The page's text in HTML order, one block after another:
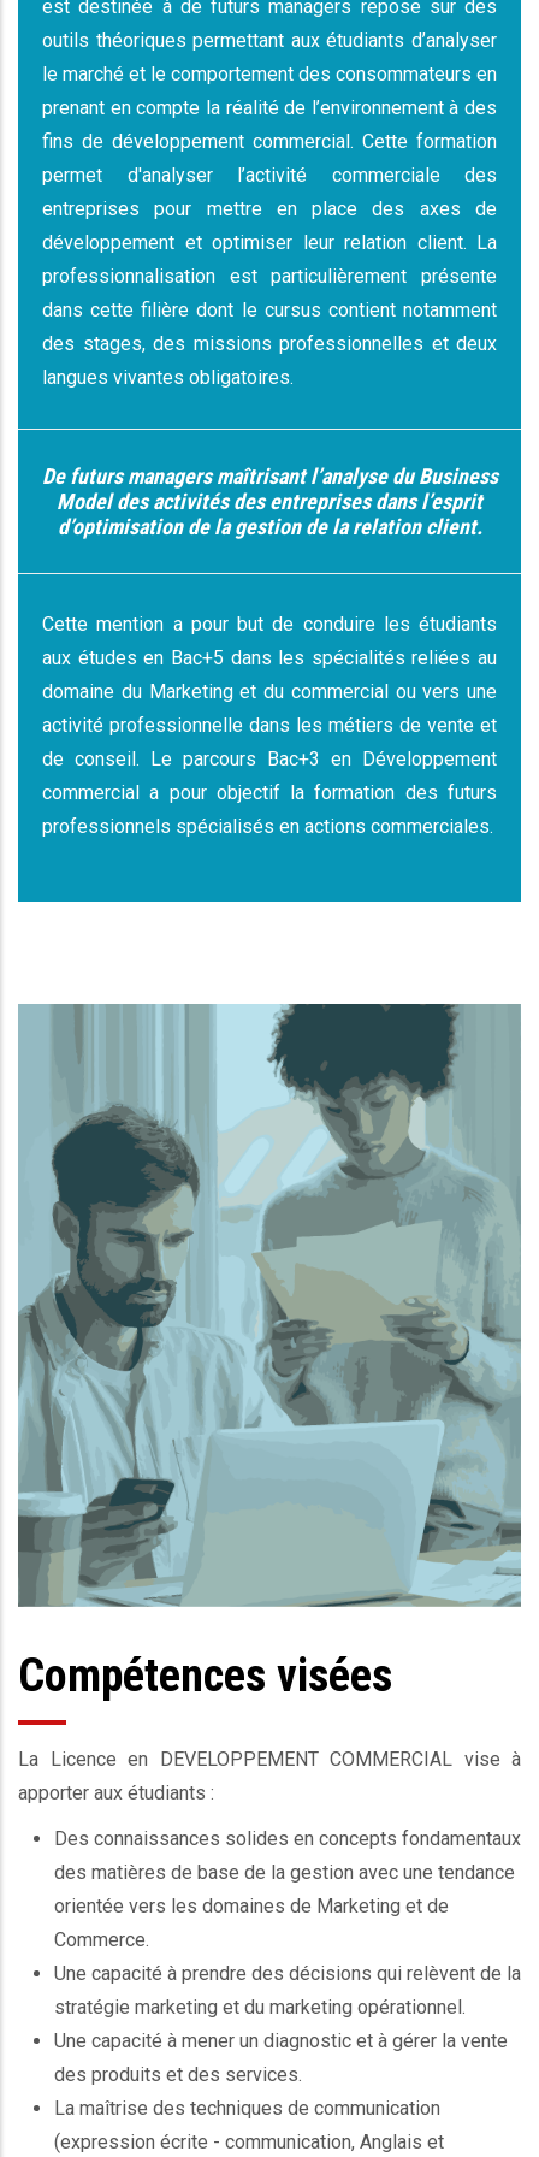
est destinée à de futurs managers repose sur des
outils théoriques permettant aux étudiants d’analyser
le marché et le comportement des consommateurs en
prenant en compte la réalité de l’environnement à des
fins de développement commercial. Cette formation
permet d'analyser l’activité commerciale des
entreprises pour mettre en place des axes de
développement et optimiser leur relation client. La
professionnalisation est particulièrement présente
dans cette filière dont le cursus contient notamment
des stages, des missions professionnelles et deux
langues vivantes obligatoires.
De futurs managers maîtrisant l’analyse du Business
Model des activités des entreprises dans l’esprit
d’optimisation de la gestion de la relation client.
Cette mention a pour but de conduire les étudiants
aux études en Bac+5 dans les spécialités reliées au
domaine du Marketing et du commercial ou vers une
activité professionnelle dans les métiers de vente et
de conseil. Le parcours Bac+3 en Développement
commercial a pour objectif la formation des futurs
professionnels spécialisés en actions commerciales.
Compétences visées
La Licence en DEVELOPPEMENT COMMERCIAL vise à
apporter aux étudiants :
Des connaissances solides en concepts fondamentaux
des matières de base de la gestion avec une tendance
orientée vers les domaines de Marketing et de
Commerce.
Une capacité à prendre des décisions qui relèvent de la
stratégie marketing et du marketing opérationnel.
Une capacité à mener un diagnostic et à gérer la vente
des produits et des services.
La maîtrise des techniques de communication
(expression écrite - communication, Anglais et